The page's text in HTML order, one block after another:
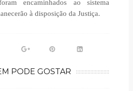
encaminhados ao sistema
à disposição da Justiça.
PODE GOSTAR